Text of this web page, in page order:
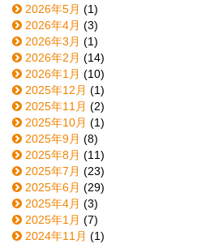
2026年5月 (1)
2026年4月 (3)
2026年3月 (1)
2026年2月 (14)
2026年1月 (10)
2025年12月 (1)
2025年11月 (2)
2025年10月 (1)
2025年9月 (8)
2025年8月 (11)
2025年7月 (23)
2025年6月 (29)
2025年4月 (3)
2025年1月 (7)
2024年11月 (1)